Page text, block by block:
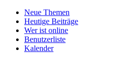
Neue Themen
Heutige Beiträge
Wer ist online
Benutzerliste
Kalender